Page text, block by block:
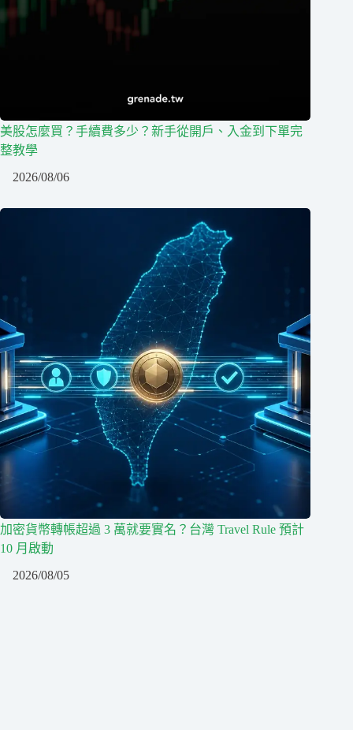
美股怎麼買？手續費多少？新手從開戶、入金到下單完
整教學
2026/08/06
加密貨幣轉帳超過 3 萬就要實名？台灣 Travel Rule 預計
10 月啟動
2026/08/05